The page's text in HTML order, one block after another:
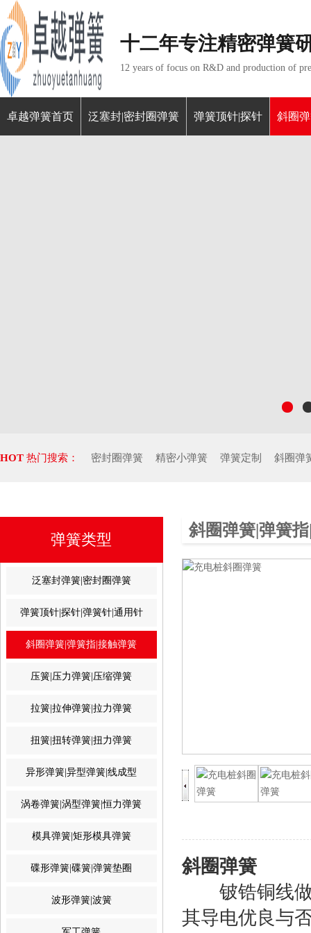
十二年专注精密弹簧
12 years of focus on R&D and production of
卓越弹簧首页 泛塞封|密封圈弹簧 弹簧顶针|探针 斜圈
HOT 热门搜索： 密封圈弹簧 精密小弹簧 弹簧定制 斜圈弹
弹簧类型
泛塞封弹簧|密封圈弹簧
弹簧顶针|探针|弹簧针|通用针
斜圈弹簧|弹簧指|接触弹簧
压簧|压力弹簧|压缩弹簧
拉簧|拉伸弹簧|拉力弹簧
扭簧|扭转弹簧|扭力弹簧
异形弹簧|异型弹簧|线成型
涡卷弹簧|涡型弹簧|恒力弹簧
模具弹簧|矩形模具弹簧
碟形弹簧|碟簧|弹簧垫圈
波形弹簧|波簧
斜圈弹簧|弹簧
斜圈弹簧
铍锆铜线做
其导电优良与